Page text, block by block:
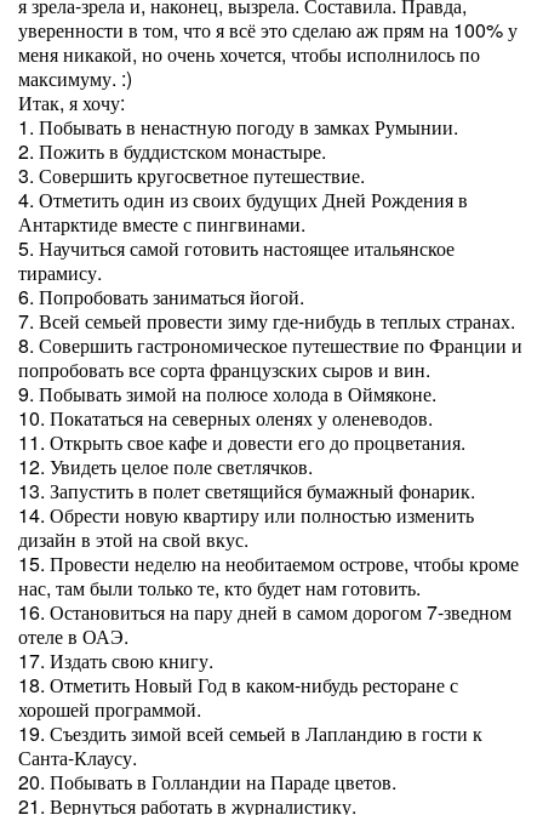
уверенности в том, что я всё это сделаю аж прям на 100% у
меня никакой, но очень хочется, чтобы исполнилось по
максимуму. :)
Итак, я хочу:
1. Побывать в ненастную погоду в замках Румынии.
2. Пожить в буддистском монастыре.
3. Совершить кругосветное путешествие.
4. Отметить один из своих будущих Дней Рождения в
Антарктиде вместе с пингвинами.
5. Научиться самой готовить настоящее итальянское
тирамису.
6. Попробовать заниматься йогой.
7. Всей семьей провести зиму где-нибудь в теплых странах.
8. Совершить гастрономическое путешествие по Франции и
попробовать все сорта французских сыров и вин.
9. Побывать зимой на полюсе холода в Оймяконе.
10. Покататься на северных оленях у оленеводов.
11. Открыть свое кафе и довести его до процветания.
12. Увидеть целое поле светлячков.
13. Запустить в полет светящийся бумажный фонарик.
14. Обрести новую квартиру или полностью изменить
дизайн в этой на свой вкус.
15. Провести неделю на необитаемом острове, чтобы кроме
нас, там были только те, кто будет нам готовить.
16. Остановиться на пару дней в самом дорогом 7-зведном
отеле в ОАЭ.
17. Издать свою книгу.
18. Отметить Новый Год в каком-нибудь ресторане с
хорошей программой.
19. Съездить зимой всей семьей в Лапландию в гости к
Санта-Клаусу.
20. Побывать в Голландии на Параде цветов.
21. Вернуться работать в журналистику.